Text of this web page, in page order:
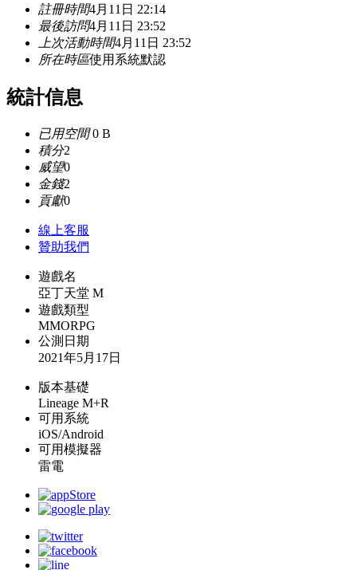
註冊時間4月11日 22:14
最後訪問4月11日 23:52
上次活動時間4月11日 23:52
所在時區使用系統默認
統計信息
已用空間0 B
積分2
威望0
金錢2
貢獻0
線上客服
贊助我們
遊戲名
亞丁天堂 M
遊戲類型
MMORPG
公測日期
2021年5月17日
版本基礎
Lineage M+R
可用系統
iOS/Android
可用模擬器
雷電